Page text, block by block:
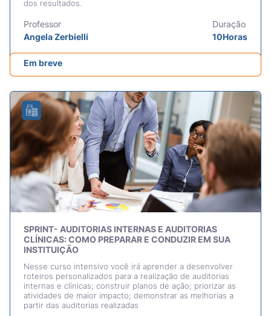
dos resultados.
Professor
Angela Zerbielli
Duração
10Horas
Em breve
SPRINT- AUDITORIAS INTERNAS E AUDITORIAS
CLÍNICAS: COMO PREPARAR E CONDUZIR EM SUA
INSTITUIÇÃO
Nesse curso intensivo você irá aprender a desenvolver
roteiros personalizados para a realização de auditorias
internas e clínicas; construir planos de ação; priorizar as
atividades de maior impacto; demonstrar as melhorias a
partir das auditorias realizadas